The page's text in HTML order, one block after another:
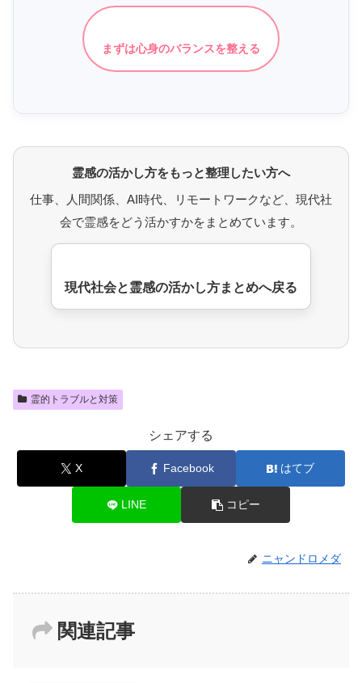
まずは心身のバランスを整える
霊感の活かし方をもっと整理したい方へ
仕事、人間関係、AI時代、リモートワークなど、現代社
会で霊感をどう活かすかをまとめています。
現代社会と霊感の活かし方まとめへ戻る
霊的トラブルと対策
シェアする
X Facebook はてブ
LINE コピー
ニャンドロメダ
関連記事